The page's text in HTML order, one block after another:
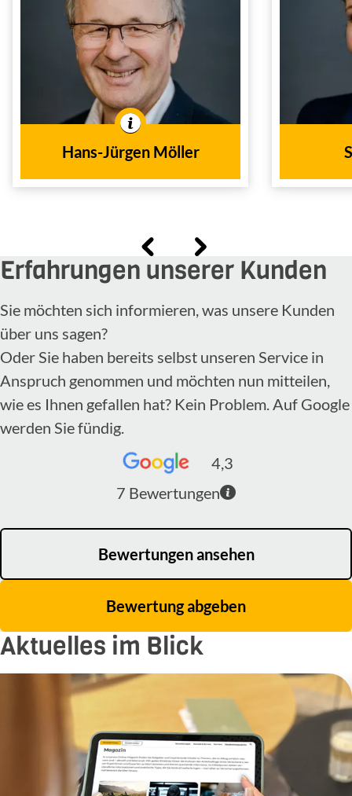
Hans-Jürgen Möller
Versicherungsfachwirt
Dipl. agr.
Tätig im
Außendienst
dem Jahr
1990
In der
Erfahrungen unserer Kunden
Sie möchten sich informieren, was unsere Kunden
über uns sagen?
Oder Sie haben bereits selbst unseren Service in
Anspruch genommen und möchten nun mitteilen,
wie es Ihnen gefallen hat? Kein Problem. Auf Google
werden Sie fündig.
4,3
7 Bewertungen
Bewertungen ansehen
Bewertung abgeben
Aktuelles im Blick